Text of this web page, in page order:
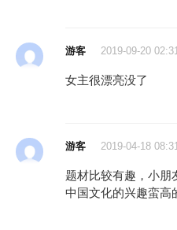
游客 2019-09-20
女主很漂亮没了
游客 2019-04-18
题材比较有趣，小朋
中国文化的兴趣蛮高